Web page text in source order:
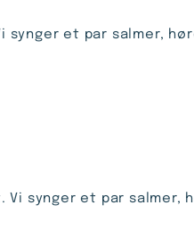
synger et par salmer,
Vi synger et par